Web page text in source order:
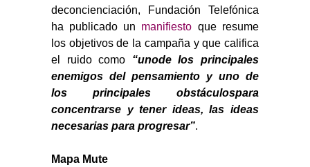
deconcienciación, Fundación Telefónica
ha publicado un manifiesto que resume
los objetivos de la campaña y que califica
el ruido como “unode los principales
enemigos del pensamiento y uno de
los principales obstáculospara
concentrarse y tener ideas, las ideas
necesarias para progresar”.
Mapa Mute